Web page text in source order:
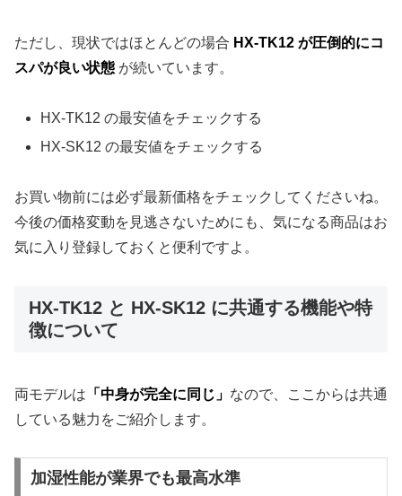
ただし、現状ではほとんどの場合 HX-TK12 が圧倒的にコ
スパが良い状態 が続いています。
HX-TK12 の最安値をチェックする
HX-SK12 の最安値をチェックする
お買い物前には必ず最新価格をチェックしてくださいね。
今後の価格変動を見逃さないためにも、気になる商品はお
気に入り登録しておくと便利ですよ。
HX-TK12 と HX-SK12 に共通する機能や特
徴について
両モデルは 「中身が完全に同じ」 なので、ここからは共通
している魅力をご紹介します。
加湿性能が業界でも最高水準